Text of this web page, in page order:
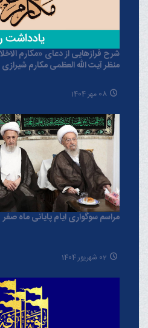
شرح فرازهایی از دعای «مکارم
منظر آیت الله العظمی مکارم شیرازی
08 مهر 1404
مراسم سوگواری ایام پایانی ماه صفر
02 شهریور 1404